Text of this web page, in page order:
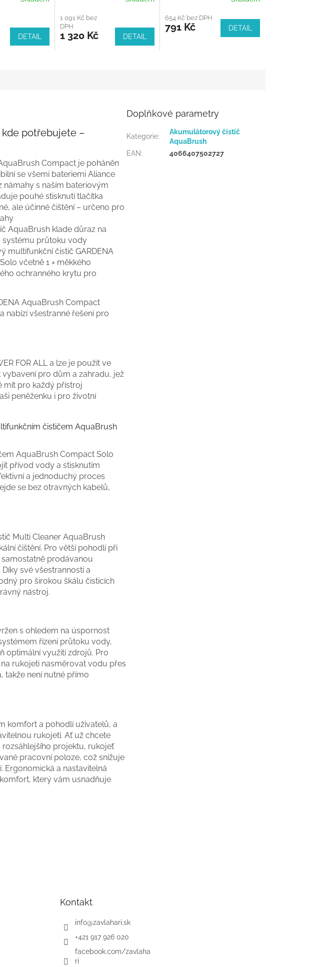
DETAIL
1 091 Kč bez
DPH
1 320 Kč DETAIL
654 Kč bez DPH
791 Kč DETAIL
potřebujete –
Compact je poháněn
se všemi bateriemi Aliance
námahy s naším bateriovým
pouhé stisknutí tlačítka
ale účinné čištění – určeno pro
AquaBrush klade důraz na
průtoku vody
multifunkční čistič GARDENA
včetně 1 × měkkého
ochranného krytu pro
AquaBrush Compact
nabízí všestranné řešení pro
FOR ALL a lze je použít ve
pro dům a zahradu, jež
mít pro každý přístroj
peněženku i pro životní
čističem AquaBrush
AquaBrush Compact Solo
přívod vody a stisknutím
a jednoduchý proces
se bez otravných kabelů,
Multi Cleaner AquaBrush
čištění. Pro větší pohodlí při
prodávanou
své všestrannosti a
pro širokou škálu čisticích
nástroj.
s ohledem na úspornost
řízení průtoku vody,
optimální využití zdrojů. Pro
rukojeti nasměrovat vodu přes
takže není nutné přímo
komfort a pohodlí uživatelů, a
rukojetí. Ať už chcete
projektu, rukojeť
pracovní poloze, což snižuje
Ergonomická a nastavitelná
který vám usnadňuje
Doplňkové parametry
Kategorie:
Akumulátorový čistič
AquaBrush
EAN: 4066407502727
Kontakt
info@zavlahari.sk
+421 917 926 020
facebook.com/zavlaha
ri